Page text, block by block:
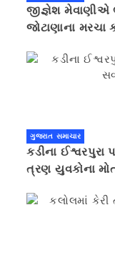
જીજ્ઞેશ મેવાણીએ
જોટાણાના મરચા
ગુજરાત સમાચાર
કડીના ઈશ્વરપુરા
ત્રણ યુવકોના